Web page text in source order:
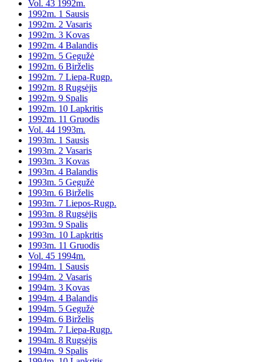
Vol. 43 1992m.
1992m. 1 Sausis
1992m. 2 Vasaris
1992m. 3 Kovas
1992m. 4 Balandis
1992m. 5 Gegužė
1992m. 6 Birželis
1992m. 7 Liepa-Rugp.
1992m. 8 Rugsėjis
1992m. 9 Spalis
1992m. 10 Lapkritis
1992m. 11 Gruodis
Vol. 44 1993m.
1993m. 1 Sausis
1993m. 2 Vasaris
1993m. 3 Kovas
1993m. 4 Balandis
1993m. 5 Gegužė
1993m. 6 Birželis
1993m. 7 Liepos-Rugp.
1993m. 8 Rugsėjis
1993m. 9 Spalis
1993m. 10 Lapkritis
1993m. 11 Gruodis
Vol. 45 1994m.
1994m. 1 Sausis
1994m. 2 Vasaris
1994m. 3 Kovas
1994m. 4 Balandis
1994m. 5 Gegužė
1994m. 6 Birželis
1994m. 7 Liepa-Rugp.
1994m. 8 Rugsėjis
1994m. 9 Spalis